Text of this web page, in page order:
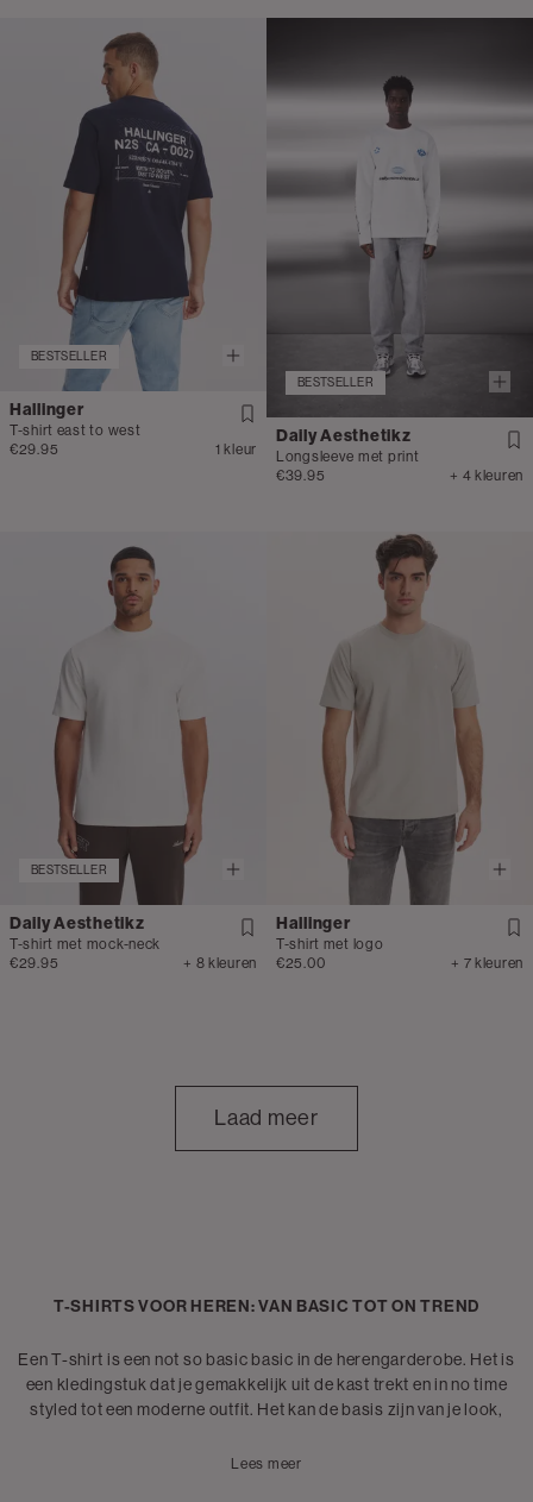
BESTSELLER
Hallinger
T-shirt east to west
€29.95
1 kleur
BESTSELLER
Daily Aesthetikz
Longsleeve met print
€39.95
+ 4 kleuren
BESTSELLER
Daily Aesthetikz
T-shirt met mock-neck
€29.95
+ 8 kleuren
Hallinger
T-shirt met logo
€25.00
+ 7 kleuren
Laad meer
T-SHIRTS VOOR HEREN: VAN BASIC TOT ON TREND
Een T-shirt is een not so basic basic in de herengarderobe. Het is
een kledingstuk dat je gemakkelijk uit de kast trekt en in no time
styled tot een moderne outfit. Het kan de basis zijn van je look,
een casual look, een stoere streetwear vibe of een sportieve outfit,
Lees meer